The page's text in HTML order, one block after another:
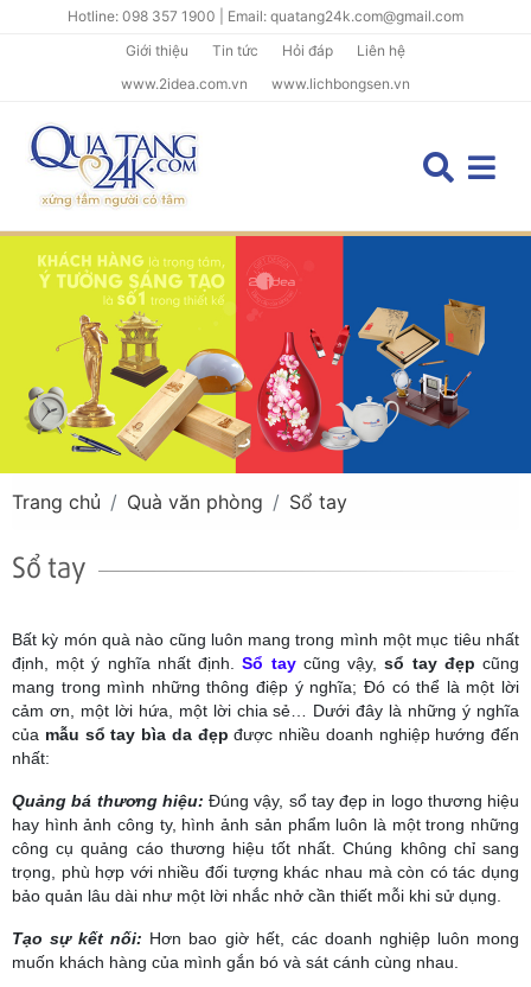
Hotline: 098 357 1900 | Email: quatang24k.com@gmail.com
Giới thiệu
Tin tức Hỏi đáp
Liên hệ
www.2idea.com.vn
www.lichbongsen.vn
Trang chủ Quà văn phòng Sổ tay
Sổ tay
Bất kỳ món quà nào cũng luôn mang trong mình một mục tiêu nhất
định, một ý nghĩa nhất định.Sổ taycũng vậy,sổ tay đẹp cũng
mang trong mình những thông điệp ý nghĩa; Đó có thể là một lời
cảm ơn, một lời hứa, một lời chia sẻ… Dưới đây là những ý nghĩa
của mẫu sổ tay bìa da đẹp được nhiều doanh nghiệp hướng đến
nhất:
Quảng bá thương hiệu: Đúng vậy, sổ tay đẹp in logo thương hiệu
hay hình ảnh công ty, hình ảnh sản phẩm luôn là một trong những
công cụ quảng cáo thương hiệu tốt nhất. Chúng không chỉ sang
trọng, phù hợp với nhiều đối tượng khác nhau mà còn có tác dụng
bảo quản lâu dài như một lời nhắc nhở cần thiết mỗi khi sử dụng.
Tạo sự kết nối: Hơn bao giờ hết, các doanh nghiệp luôn mong
muốn khách hàng của mình gắn bó và sát cánh cùng nhau.